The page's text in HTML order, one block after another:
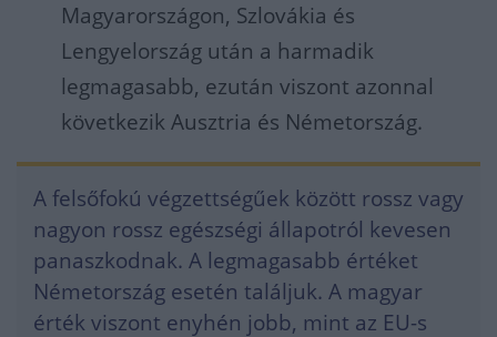
Magyarországon, Szlovákia és
Lengyelország után a harmadik
legmagasabb, ezután viszont azonnal
következik Ausztria és Németország.
A felsőfokú végzettségűek között rossz vagy
nagyon rossz egészségi állapotról kevesen
panaszkodnak. A legmagasabb értéket
Németország esetén találjuk. A magyar
érték viszont enyhén jobb, mint az EU-s